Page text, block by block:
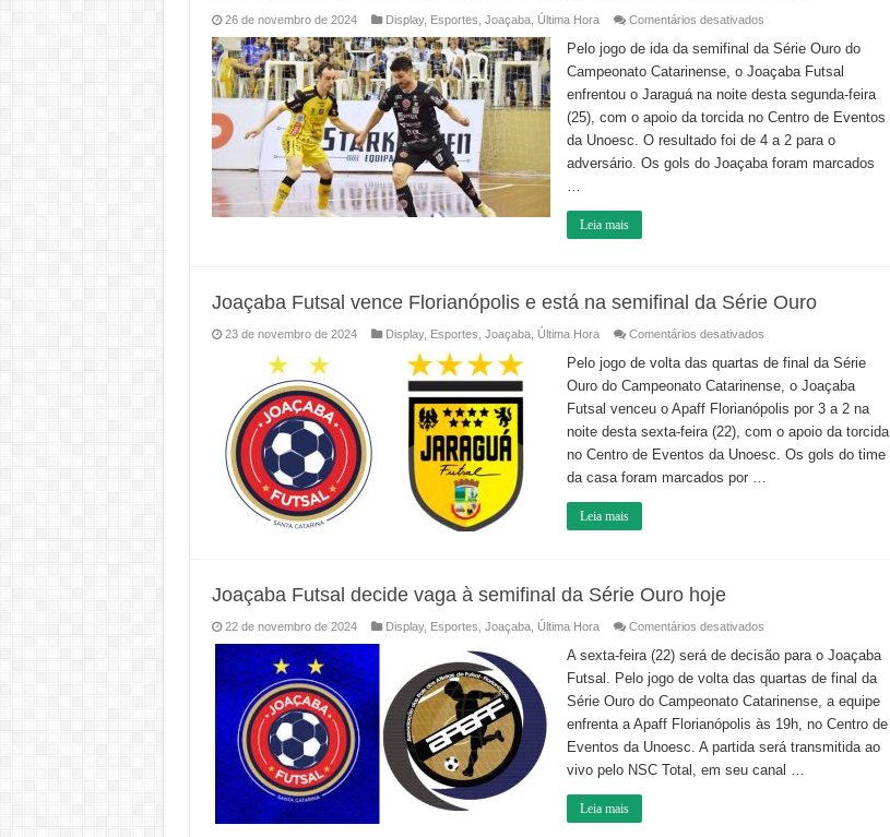
26 de novembro de 2024 Display, Esportes Joaçaba, Última Hora Comentários desativadosem
Futsal
é
superado
pelo
Jaraguá
no
jogo
de
ida
da
Pelo jogo de ida da semifinal da Série Ouro do
Campeonato Catarinense, o Joaçaba Futsal
enfrentou o Jaraguá na noite desta segunda-feira
(25), com o apoio da torcida no Centro de Eventos
da Unoesc. O resultado foi de 4 a 2 para o
adversário. Os gols do Joaçaba foram marcados
…
Leia mais
Joaçaba Futsal vence Florianópolis e está na semifinal da Série Ouro
23 de novembro de 2024 Display, Esportes Joaçaba, Última Hora Comentários desativadosem
Futsal
vence
Florianópolis
está
semifinal
da
Série
Pelo jogo de volta das quartas de final da Série
Ouro do Campeonato Catarinense, o Joaçaba
Futsal venceu o Apaff Florianópolis por 3 a 2 na
noite desta sexta-feira (22), com o apoio da torcida
no Centro de Eventos da Unoesc. Os gols do time
da casa foram marcados por …
Leia mais
Joaçaba Futsal decide vaga à semifinal da Série Ouro hoje
22 de novembro de 2024 Display, Esportes Joaçaba, Última Hora Comentários desativadosem
Futsal
decide
vaga
à
semifinal
Série
Ouro
hoje
A sexta-feira (22) será de decisão para o Joaçaba
Futsal. Pelo jogo de volta das quartas de final da
Série Ouro do Campeonato Catarinense, a equipe
enfrenta a Apaff Florianópolis às 19h, no Centro de
Eventos da Unoesc. A partida será transmitida ao
vivo pelo NSC Total, em seu canal …
Leia mais